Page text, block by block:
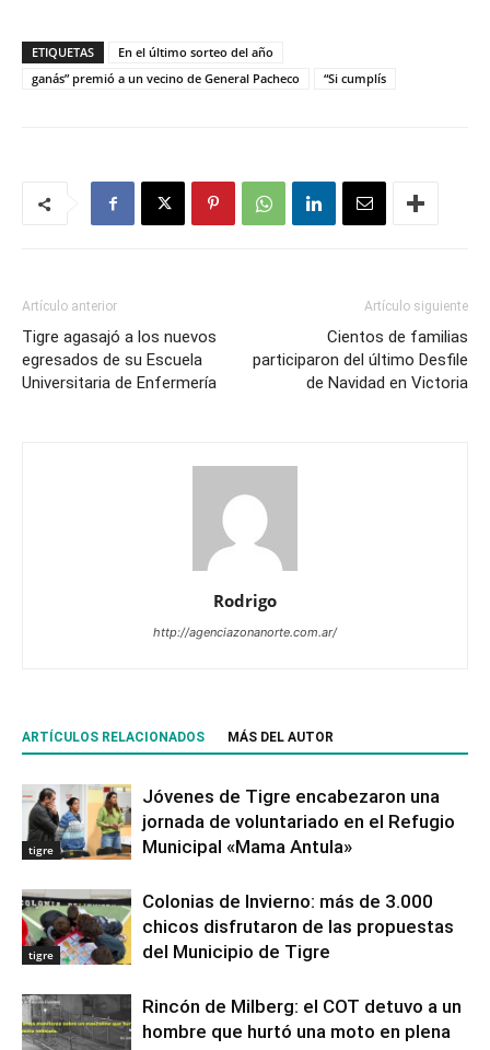
ETIQUETAS
En el último sorteo del año
ganás” premió a un vecino de General Pacheco
“Si cumplís
Artículo anterior
Tigre agasajó a los nuevos
egresados de su Escuela
Universitaria de Enfermería
Artículo siguiente
Cientos de familias
participaron del último Desfile
de Navidad en Victoria
Rodrigo
http://agenciazonanorte.com.ar/
ARTÍCULOS RELACIONADOS MÁS DEL AUTOR
tigre
Jóvenes de Tigre encabezaron una
jornada de voluntariado en el Refugio
Municipal «Mama Antula»
tigre
Colonias de Invierno: más de 3.000
chicos disfrutaron de las propuestas
del Municipio de Tigre
Rincón de Milberg: el COT detuvo a un
hombre que hurtó una moto en plena